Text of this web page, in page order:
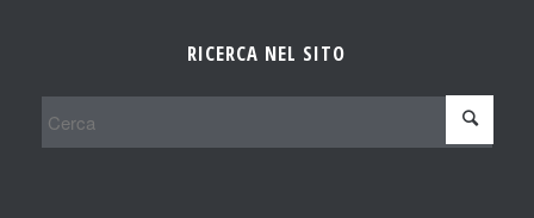
RICERCA NEL SITO